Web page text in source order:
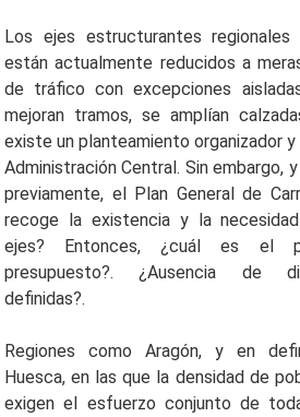
Los ejes estructurantes regionales
están actualmente reducidos a
de tráfico con excepciones
mejoran tramos, se amplían
existe un planteamiento organizador
Administración Central. Sin embargo,
previamente, el Plan General de
recoge la existencia y la
ejes? Entonces, ¿cuál es el
presupuesto?. ¿Ausencia de
definidas?.
Regiones como Aragón, y en
Huesca, en las que la densidad de
exigen el esfuerzo conjunto de